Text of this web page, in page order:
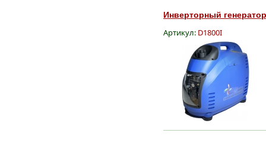
Инверторный
Артикул: D1800I